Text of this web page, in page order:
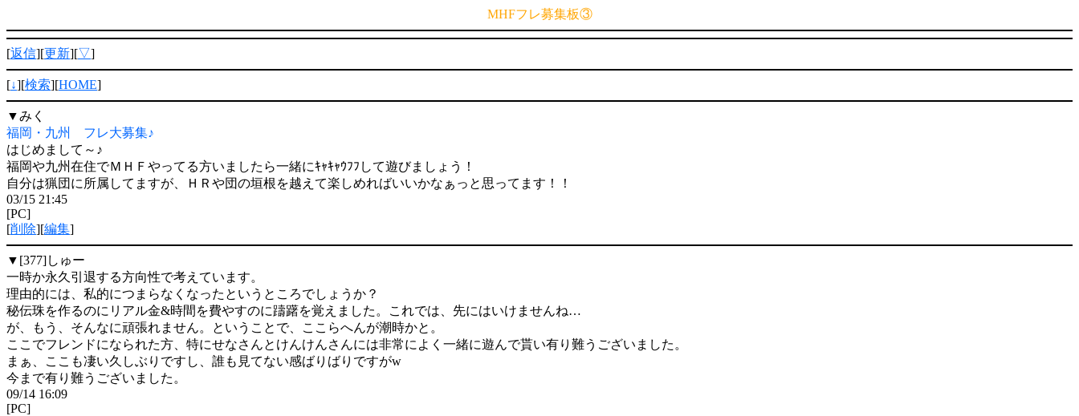
MHFフレ募集板③
[返信][更新][▽]
[↓][検索][HOME]
▼みく
福岡・九州 フレ大募集♪
はじめまして～♪
福岡や九州在住でＭＨＦやってる方いましたら一緒にｷｬｷｬｳﾌﾌして遊びましょう！
自分は猟団に所属してますが、ＨＲや団の垣根を越えて楽しめればいいかなぁっと思ってます！！
03/15 21:45
[PC]
[削除][編集]
▼[377]しゅー
一時か永久引退する方向性で考えています。
理由的には、私的につまらなくなったというところでしょうか？
秘伝珠を作るのにリアル金&時間を費やすのに躊躇を覚えました。これでは、先にはいけませんね…
が、もう、そんなに頑張れません。ということで、ここらへんが潮時かと。
ここでフレンドになられた方、特にせなさんとけんけんさんには非常によく一緒に遊んで貰い有り難うございました。
まぁ、ここも凄い久しぶりですし、誰も見てない感ばりばりですがw
今まで有り難うございました。
09/14 16:09
[PC]